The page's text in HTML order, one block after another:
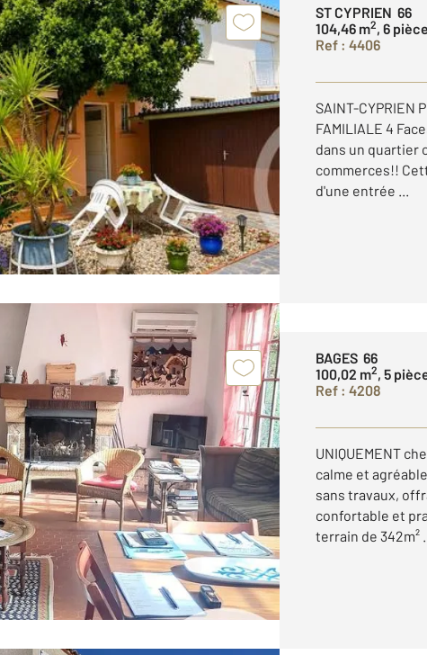
ST CYPRIEN 66
104,46 m2, 6
Ref : 4406
SAINT-CYPRIEN
FAMILIALE 4
dans un quartier
commerces!!
d'une entrée ...
BAGES 66
100,02 m2, 5
Ref : 4208
UNIQUEMENT
calme et
sans travaux,
confortable et
terrain de 342m²